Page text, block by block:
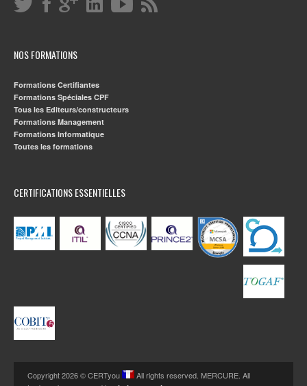
NOS FORMATIONS
Formations Certifiantes
Formations Spéciales CPF
Tous les Editeurs/constructeurs
Formations Management
Formations Informatique
Toutes les formations
CERTIFICATIONS ESSENTIELLES
Copyright 2026 © CERTyou
All rights reserved. MERCURE. All